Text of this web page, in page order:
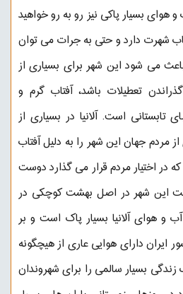
و هوای بسیار پاکی نیز رو به رو خواهید
شهرت دارد و حتی به جرات می توان
می شود این شهر برای بسیاری از
تعطیلات باشد، آفتاب گرم و
است. آلانیا در بسیاری از
مردم جهان این شهر را به دلیل آفتاب
در اختیار مردم قرار می گذارد دوست
این شهر در اصل بهشت کوچکی در
و هوای آلانیا بسیار پاک است و بر
دارای هوایی عاری از هیچگونه
بسیار سالمی را برای شهروندان